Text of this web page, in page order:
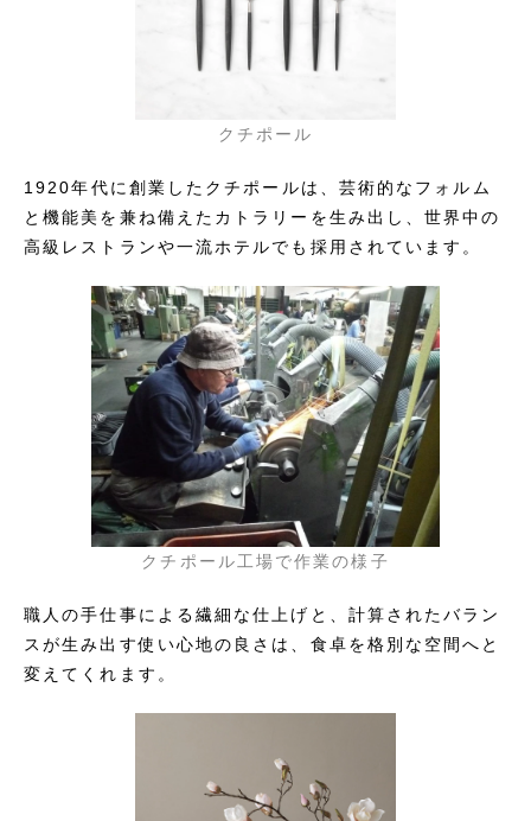
クチポール
1920年代に創業したクチポールは、芸術的なフォルム
と機能美を兼ね備えたカトラリーを生み出し、世界中の
高級レストランや一流ホテルでも採用されています。
クチポール工場で作業の様子
職人の手仕事による繊細な仕上げと、計算されたバラン
スが生み出す使い心地の良さは、食卓を格別な空間へと
変えてくれます。